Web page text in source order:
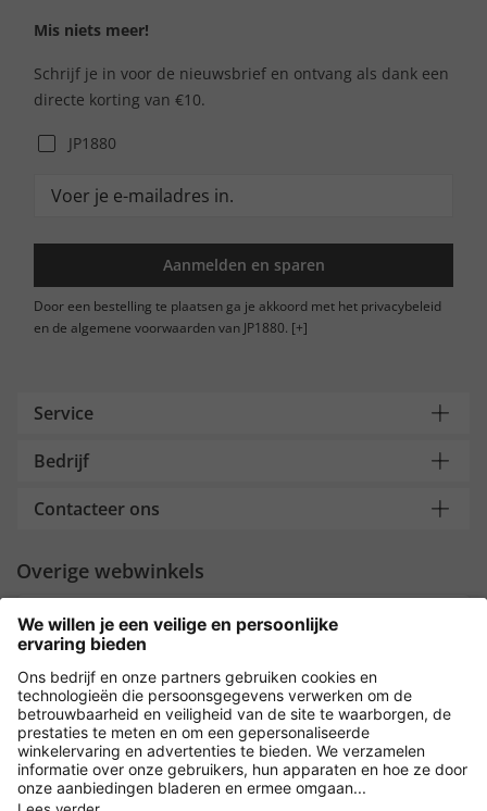
Mis niets meer!
Schrijf je in voor de nieuwsbrief en ontvang als dank een
directe korting van €10.
JP1880
Aanmelden en sparen
Door een bestelling te plaatsen ga je akkoord met het privacybeleid
en de algemene voorwaarden van JP1880. [+]
Service
Bedrijf
Contacteer ons
Overige webwinkels
Nederland
Payment and Delivery
Versleuteling met